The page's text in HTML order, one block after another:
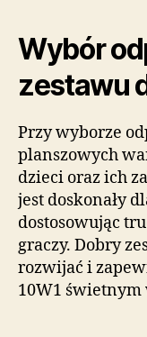
Wybór
zestawu
Przy wyborze
planszowych
dzieci oraz ich
jest doskonały
dostosowując
graczy. Dobry
rozwijać i
10W1